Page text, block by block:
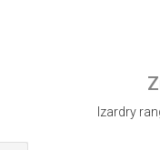
Izardry